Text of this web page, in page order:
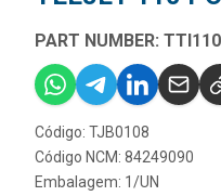
PART NUMBER:
Código: TJB0108
Código NCM: 84249090
Embalagem: 1/UN